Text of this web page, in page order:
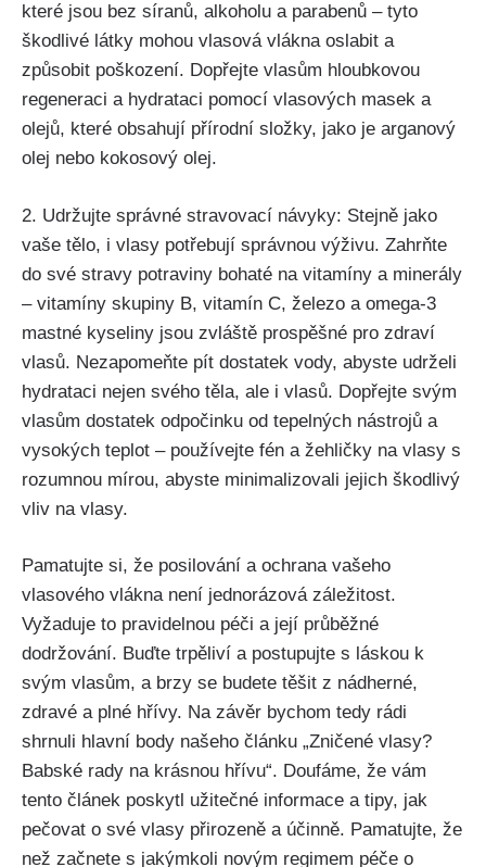
které jsou bez síranů, alkoholu⁤ a⁤ parabenů – tyto
škodlivé látky ‍mohou vlasová vlákna ⁣oslabit a
způsobit poškození. Dopřejte​ vlasům​ hloubkovou
regeneraci a hydrataci pomocí vlasových masek a
olejů,⁣ které obsahují přírodní složky, jako je arganový
olej‌ nebo kokosový olej.
2. Udržujte správné stravovací návyky: Stejně ​jako‌
vaše tělo,‍ i vlasy ‌potřebují správnou výživu. Zahrňte
⁤do své stravy‍ potraviny‌ bohaté na vitamíny a minerály‍
– ​vitamíny skupiny ‌B,‌ vitamín C, železo a omega-3
mastné ⁢kyseliny jsou zvláště⁤ prospěšné pro ‌zdraví​
vlasů. Nezapomeňte ⁣pít dostatek vody, abyste udrželi‌
hydrataci‍ nejen svého⁤ těla, ale i vlasů. Dopřejte svým
vlasům ⁢dostatek odpočinku od tepelných nástrojů‌ a
⁢vysokých teplot –​ používejte fén a ⁢žehličky na vlasy s
rozumnou mírou,‌ abyste minimalizovali​ jejich škodlivý
vliv na vlasy.
Pamatujte si, že posilování‍ a ​ochrana vašeho
⁢vlasového vlákna není jednorázová záležitost.
Vyžaduje‌ to pravidelnou péči a její průběžné
dodržování. Buďte trpěliví ‌a postupujte s láskou k
svým vlasům, ⁣a brzy se budete těšit z ‌nádherné,
zdravé a plné hřívy. ⁣Na závěr bychom tedy⁣ rádi
shrnuli hlavní body ⁣našeho článku​ „Zničené vlasy?
Babské ‍rady na krásnou ‍hřívu“. ⁤Doufáme, že‍ vám​
tento článek poskytl užitečné informace⁤ a tipy, jak
pečovat o⁢ své vlasy přirozeně a účinně. Pamatujte, že⁢
než začnete s jakýmkoli novým regimem péče o